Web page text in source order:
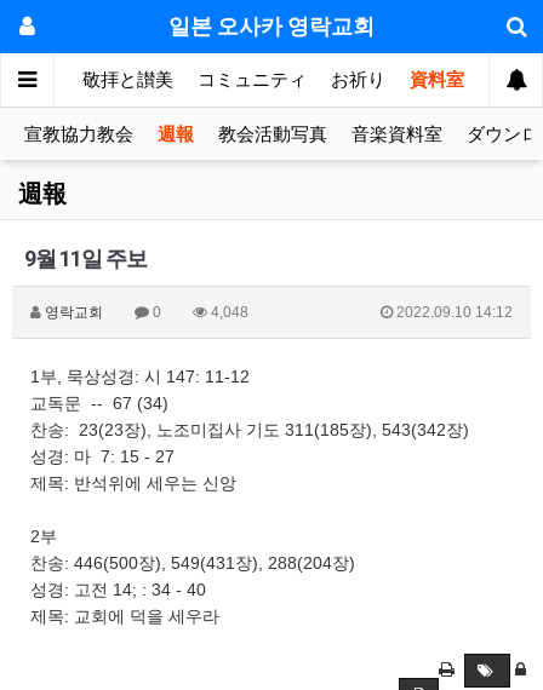
일본 오사카 영락교회
의 방 敬拝と讃美 コミュニティ お祈り 資料室
宣教協力教会 週報 教会活動写真 音楽資料室 ダウン
週報
9월 11일 주보
영락교회 0 4,048 2022.09.10 14:12
1부, 묵상성경: 시 147: 11-12
교독문 -- 67 (34)
찬송: 23(23장), 노조미집사 기도 311(185장), 543(342장)
성경: 마 7: 15 - 27
제목: 반석위에 세우는 신앙
2부
찬송: 446(500장), 549(431장), 288(204장)
성경: 고전 14; : 34 - 40
제목: 교회에 덕을 세우라